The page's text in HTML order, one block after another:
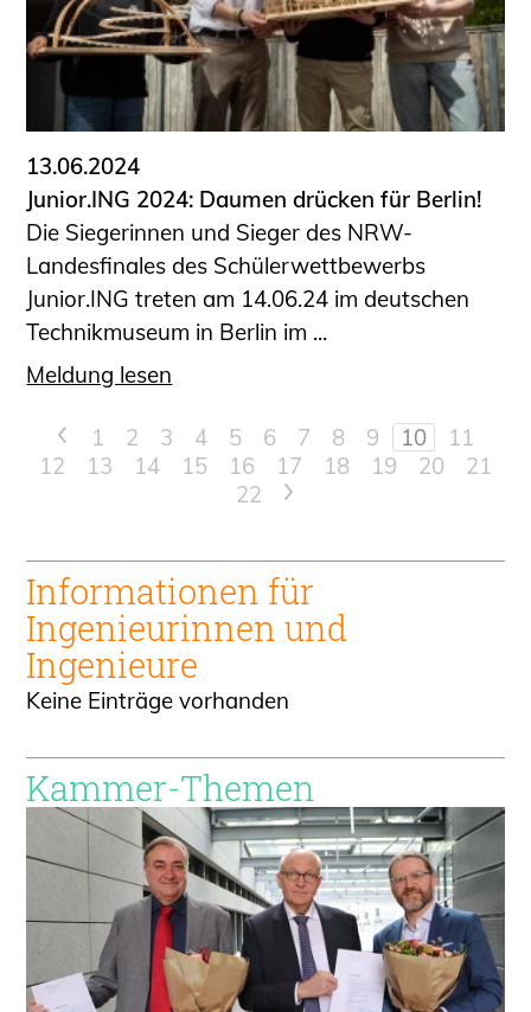
13.06.2024
Junior.ING 2024: Daumen drücken für Berlin!
Die Siegerinnen und Sieger des NRW-
Landesfinales des Schülerwettbewerbs
Junior.ING treten am 14.06.24 im deutschen
Technikmuseum in Berlin im ...
Meldung lesen
< 1 2 3 4 5 6 7 8 9 10
11
12
13 14 15 16 17 18 19 20
21
22
>
Informationen für
Ingenieurinnen und
Ingenieure
Keine Einträge vorhanden
Kammer-Themen